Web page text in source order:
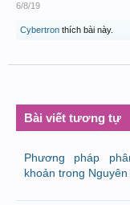
6/8/19
Cybertron thích bài này.
Bài viết tương tự
Phương pháp
khoản trong